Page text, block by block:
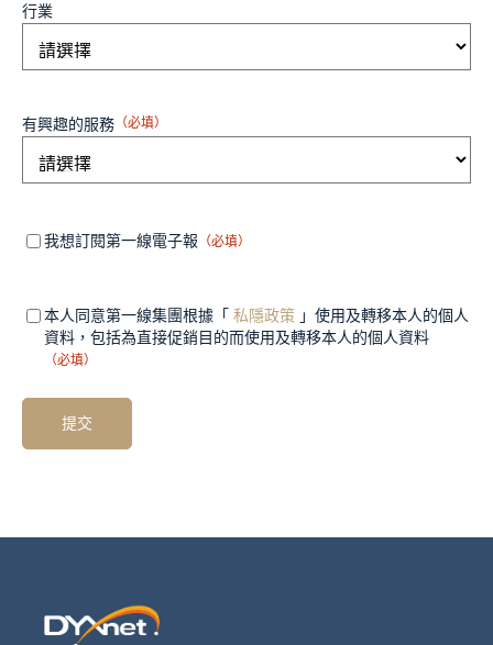
行業
有興趣的服務 （必填）
Mandatory（必
填）
我想訂閱第一線電子報 （必填）
Mandatory
field 2
（必
填）
本人同意第一線集團根據「 私隱政策 」使用及轉移本人的個人
資料，包括為直接促銷目的而使用及轉移本人的個人資料
（必填）